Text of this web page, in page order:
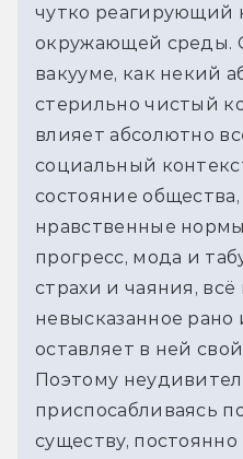
чутко реагирующий
окружающей среды.
вакууме, как некий
стерильно чистый
влияет абсолютно
социальный
состояние
нравственные
прогресс, мода и
страхи и чаяния, всё
невысказанное рано
оставляет в ней
Поэтому
приспосабливаясь
существу,